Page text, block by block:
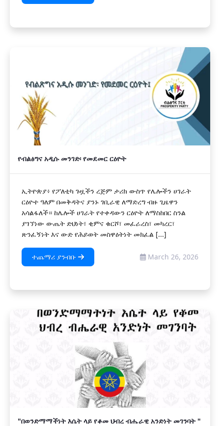
የብልፅግና አዲሱ መንገድ፡ የመደመር ርዕዮት
ኢትዮጵያ፥ የፖለቲካ ጉዟችን ረጅም ታሪክ ውስጥ የሌሎችን ሀገራት
ርዕዮተ ዓለም በመቅዳትና ያንኑ ገቢራዊ ለማድረግ ብዙ ጊዜዋን
አሳልፋለች። ከሌሎች ሀገራት የተቀዳውን ርዕዮት ለማስከበር ስንል
ያገኘነው ውጤት ድህነት፣ ቂምና ቁርሾ፣ መፈራረስ፣ መካረር፣
ጽንፈኝነት እና ውድ የሕይወት መስዋዕትነት መክፈል [...]
ተጨማሪ ያንብቡ March 26, 2026
"በወንድማማችነት እሴት ላይ የቆመ ህብረ ብሔራዊ አንድነት መገንባት "